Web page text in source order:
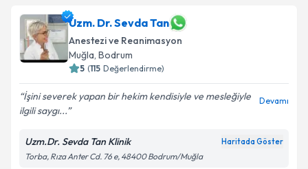
Uzm. Dr. Sevda Tan
Anestezi ve Reanimasyon
Muğla, Bodrum
5 (115 Değerlendirme)
İşini severek yapan bir hekim kendisiyle ve mesleğiyle
ilgili saygı...
Devamı
Uzm.Dr. Sevda Tan Klinik Haritada Göster
Torba, Rıza Anter Cd. 76 e, 48400 Bodrum/Muğla